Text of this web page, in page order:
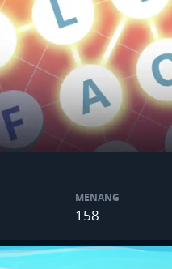
MENANG
158